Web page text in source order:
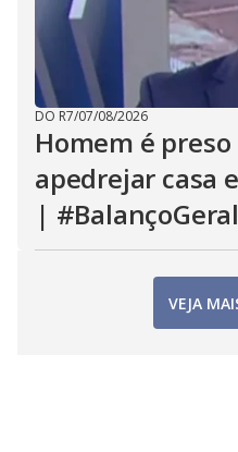
DO R7/07/08/2026
Homem é preso
apedrejar casa
|
VEJA